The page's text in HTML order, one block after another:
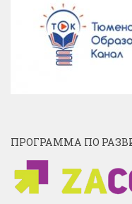
ПРОГРАММА ПО